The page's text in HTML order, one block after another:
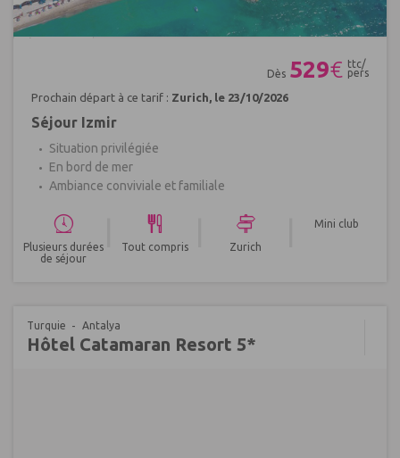
Dès 529€ ttc/
pers
Prochain départ à ce tarif : Zurich, le 23/10/2026
Séjour Izmir
Situation privilégiée
En bord de mer
Ambiance conviviale et familiale
Plusieurs durées
de séjour
Tout compris Zurich
Mini club
Turquie Antalya
Hôtel Catamaran Resort 5*